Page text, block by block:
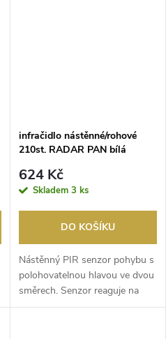
infračidlo nástěnné/rohové
210st. RADAR PAN bílá
624 Kč
Skladem 3 ks
DO KOŠÍKU
Nástěnný PIR senzor pohybu s
polohovatelnou hlavou ve dvou
směrech. Senzor reaguje na
slabé infračer...